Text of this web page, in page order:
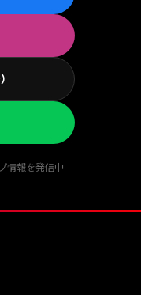
情報を発信中